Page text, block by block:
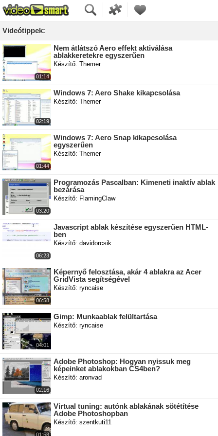
Videótippek:
01:14
Nem átlátszó Aero effekt aktiválása
ablakkeretekre egyszerűen
Készítő: Themer
02:19
Windows 7: Aero Shake kikapcsolása
Készítő: Themer
01:44
Windows 7: Aero Snap kikapcsolása
egyszerűen
Készítő: Themer
03:20
Programozás Pascalban: Kimeneti inaktív ablak
bezárása
Készítő: FlamingClaw
06:23
Javascript ablak készítése egyszerűen HTML-
ben
Készítő: davidorcsik
06:58
Képernyő felosztása, akár 4 ablakra az Acer
GridVista segítségével
Készítő: ryncaise
04:01
Gimp: Munkaablak felültartása
Készítő: ryncaise
02:16
Adobe Photoshop: Hogyan nyissuk meg
képeinket ablakokban CS4ben?
Készítő: aronvad
01:58
Virtual tuning: autónk ablakának sötétítése
Adobe Photoshopban
Készítő: szentkuti11